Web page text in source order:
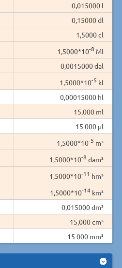
0,015000 l
0,15000 dl
1,5000 cl
1,5000*10-8 Ml
0,0015000 dal
1,5000*10-5 kl
0,00015000 hl
15,000 ml
15 000 µl
1,5000*10-5 m³
1,5000*10-8 dam³
1,5000*10-11 hm³
1,5000*10-14 km³
0,015000 dm³
15,000 cm³
15 000 mm³